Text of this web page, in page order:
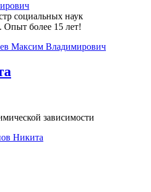
социальных наук
Опыт более 15 лет!
Максим Владимирович
зависимости
Никита